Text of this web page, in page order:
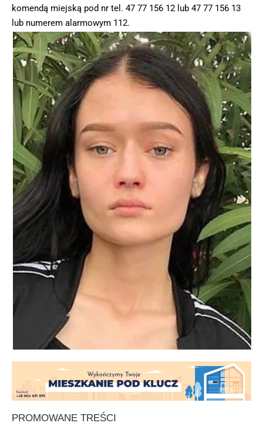
komendą miejską pod nr tel. 47 77 156 12 lub 47 77 156 13
lub numerem alarmowym 112.